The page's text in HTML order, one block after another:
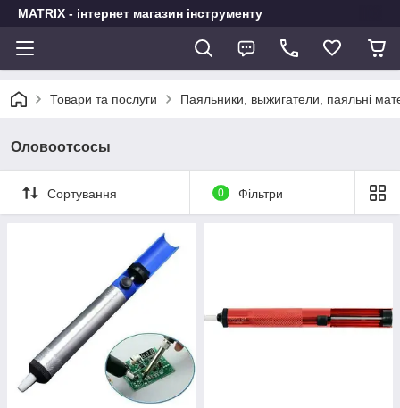
MATRIX - інтернет магазин інструменту
Товари та послуги Паяльники, выжигатели, паяльні
Оловоотсосы
Сортування 0 Фільтри